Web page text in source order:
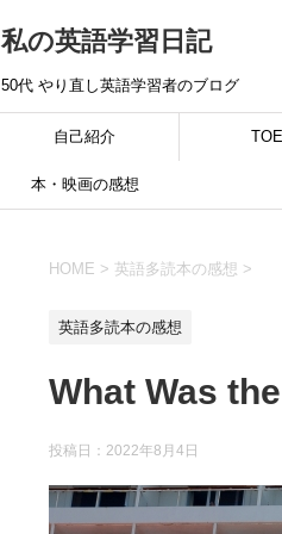
私の英語学習日記
50代 やり直し英語学習者のブログ
自己紹介
本・映画の感想
HOME > 英語多読本の感想 >
英語多読本の感想
What Was
投稿日： 2022年8月4日